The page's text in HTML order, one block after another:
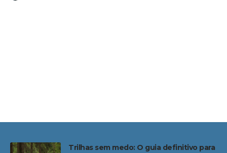
Trilhas sem medo: O guia definitivo para